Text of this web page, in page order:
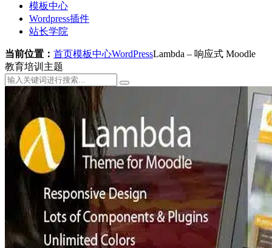
模板中心
Wordpress插件
站长学院
当前位置： 首页模板中心WordPressLambda – 响应式 Moodle
教育培训主题